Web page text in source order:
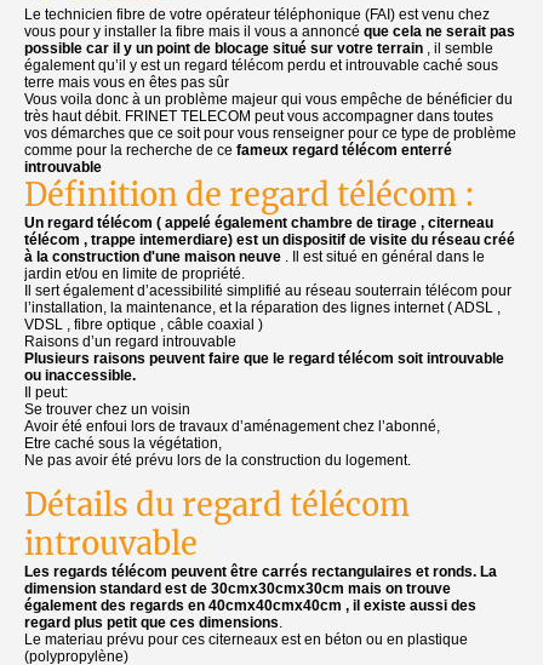
Le technicien fibre de votre opérateur téléphonique (FAI) est venu chez
vous pour y installer la fibre mais il vous a annoncé que cela ne serait pas
possible car il y un point de blocage situé sur votre terrain , il semble
également qu’il y est un regard télécom perdu et introuvable caché sous
terre mais vous en êtes pas sûr
Vous voila donc à un problème majeur qui vous empêche de bénéficier du
très haut débit. FRINET TELECOM peut vous accompagner dans toutes
vos démarches que ce soit pour vous renseigner pour ce type de problème
comme pour la recherche de ce fameux regard télécom enterré
introuvable
Définition de regard télécom :
Un regard télécom ( appelé également chambre de tirage , citerneau
télécom , trappe intemerdiare) est un dispositif de visite du réseau créé
à la construction d'une maison neuve
. Il est situé en général dans le
jardin et/ou en limite de propriété.
Il sert également d’acessibilité simplifié au réseau souterrain télécom pour
l’installation, la maintenance, et la réparation des lignes internet ( ADSL ,
VDSL , fibre optique , câble coaxial )
Raisons d’un regard introuvable
Plusieurs raisons peuvent faire que le regard télécom soit introuvable
ou inaccessible.
Il peut:
Se trouver chez un voisin
Avoir été enfoui lors de travaux d’aménagement chez l’abonné,
Etre caché sous la végétation,
Ne pas avoir été prévu lors de la construction du logement.
Détails du regard télécom
introuvable
Les regards télécom peuvent être carrés rectangulaires et ronds. La
dimension standard est de 30cmx30cmx30cm mais on trouve
également des regards en 40cmx40cmx40cm , il existe aussi des
regard plus petit que ces dimensions
Le materiau prévu pour ces citerneaux est en béton ou en plastique
(polypropylène)